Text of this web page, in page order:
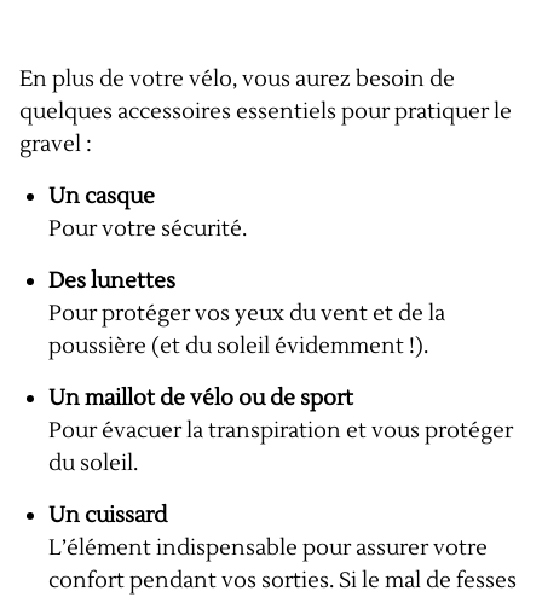
En plus de votre vélo, vous aurez besoin de
quelques accessoires essentiels pour pratiquer le
gravel :
Un casque
Pour votre sécurité.
Des lunettes
Pour protéger vos yeux du vent et de la
poussière (et du soleil évidemment !).
Un maillot de vélo ou de sport
Pour évacuer la transpiration et vous protéger
du soleil.
Un cuissard
L’élément indispensable pour assurer votre
confort pendant vos sorties. Si le mal de fesses